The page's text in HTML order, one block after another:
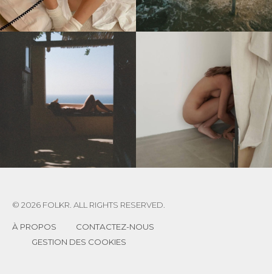
© 2026 FOLKR. ALL RIGHTS RESERVED.
À PROPOS
CONTACTEZ-NOUS
GESTION DES COOKIES